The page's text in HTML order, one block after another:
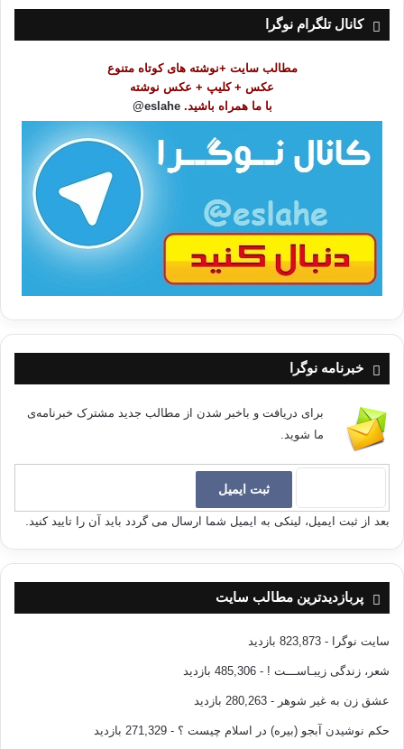
کانال تلگرام نوگرا
مطالب سایت +نوشته های کوتاه متنوع
عکس + کلیپ + عکس نوشته
با ما همراه باشید. eslahe@
خبرنامه نوگرا
برای دریافت و باخبر شدن از مطالب جدید مشترک خبرنامه‌ی
ما شوید.
بعد از ثبت ایمیل، لینکی به ایمیل شما ارسال می گردد باید آن را تایید کنید.
پربازدیدترین مطالب سایت
سایت نوگرا - 823,873 بازدید
شعر، زندگی زیبـاســـت ! - 485,306 بازدید
عشق زن به غیر شوهر - 280,263 بازدید
حکم نوشیدن آبجو (بیره) در اسلام چیست ؟ - 271,329 بازدید